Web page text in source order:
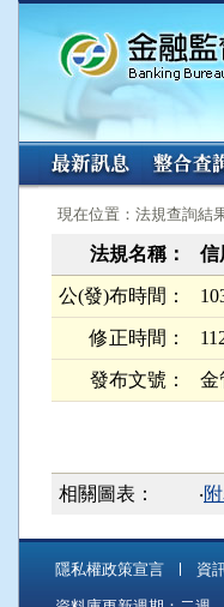
:::
現在位置：法規查詢結
法規名稱： 信
公(發)布時間：
修正時間：
發布文號： 金
相關圖表： ‧
隱私權政策宣言 資